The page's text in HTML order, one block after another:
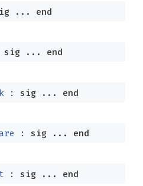
... end
sig... end
: sig... end
: sig... end
: sig... end